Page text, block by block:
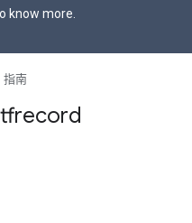
know more.
指南
tfrecord